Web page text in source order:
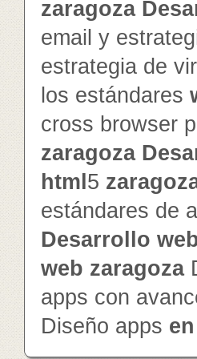
zaragoza
email y
estrategia de
los estándares
cross browser
zaragoza
html 5
estándares de
Desarrollo
web zaragoza
apps con
Diseño apps en